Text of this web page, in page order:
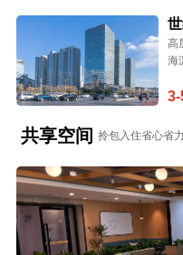
高
海
3-
共享空间 拎包入住省心省力